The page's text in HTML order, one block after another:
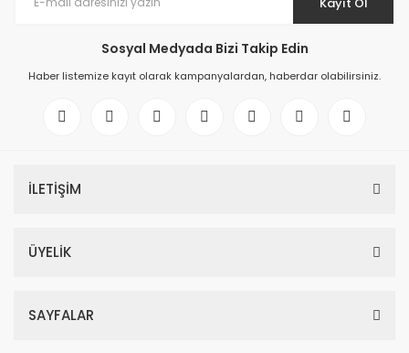
Sosyal Medyada Bizi Takip Edin
Haber listemize kayıt olarak kampanyalardan, haberdar olabilirsiniz.
İLETİŞİM
ÜYELİK
SAYFALAR